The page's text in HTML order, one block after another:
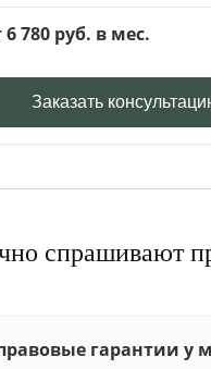
780 руб. в мес.
Заказать
спрашивают
гарантии у